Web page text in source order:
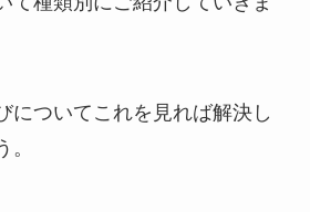
についてこれを見れば解決し